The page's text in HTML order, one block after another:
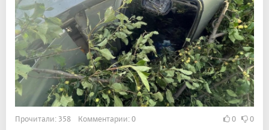
Прочитали: 358 Комментарии: 0 0 0